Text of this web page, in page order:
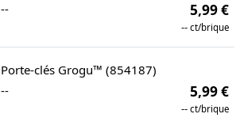
--
5,99 €
-- ct/brique
Porte-clés Grogu™ (854187)
--
5,99 €
-- ct/brique